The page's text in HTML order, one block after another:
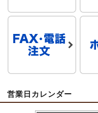
営業日カレンダー